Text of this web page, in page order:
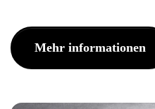
Mehr informationen